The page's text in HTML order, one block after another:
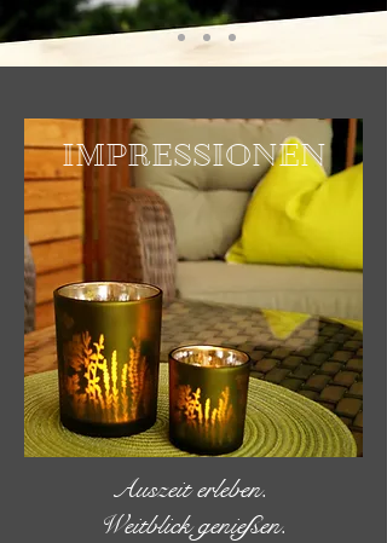
IMPRESSIONEN
Auszeit erleben.
Weitblick genießen.